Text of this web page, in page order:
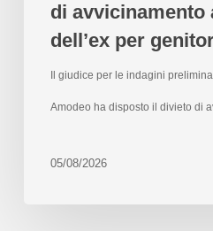
di avvicinamento
dell’ex per
Il giudice per le indagini
Amodeo ha disposto il divieto di
05/08/2026